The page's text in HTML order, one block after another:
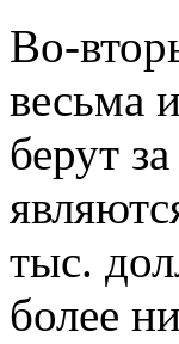
Во-
весьма
берут
тыс.
более